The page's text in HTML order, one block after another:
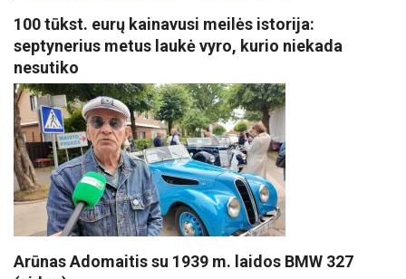
100 tūkst. eurų kainavusi meilės istorija:
septynerius metus laukė vyro, kurio niekada
nesutiko
Arūnas Adomaitis su 1939 m. laidos BMW 327